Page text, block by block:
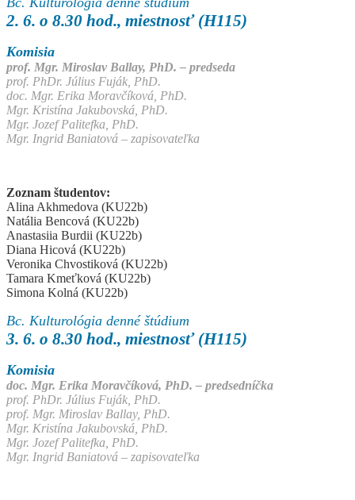
2. 6. o 8.30 hod., miestnosť (H115)
Komisia
prof. Mgr. Miroslav Ballay, PhD. – predseda
prof. PhDr. Július Fuják, PhD.
doc. Mgr. Erika Moravčíková, PhD.
Mgr. Kristína Jakubovská, PhD.
Mgr. Jozef Palitefka, PhD.
Mgr. Ingrid Baniatová – zapisovateľka
Zoznam študentov:
Alina Akhmedova (KU22b)
Natália Bencová (KU22b)
Anastasiia Burdii (KU22b)
Diana Hicová (KU22b)
Veronika Chvostiková (KU22b)
Tamara Kmeťková (KU22b)
Simona Kolná (KU22b)
Bc. Kulturológia denné štúdium
3. 6. o 8.30 hod., miestnosť (H115)
Komisia
doc. Mgr. Erika Moravčíková, PhD. – predsedníčka
prof. PhDr. Július Fuják, PhD.
prof. Mgr. Miroslav Ballay, PhD.
Mgr. Kristína Jakubovská, PhD.
Mgr. Jozef Palitefka, PhD.
Mgr. Ingrid Baniatová – zapisovateľka